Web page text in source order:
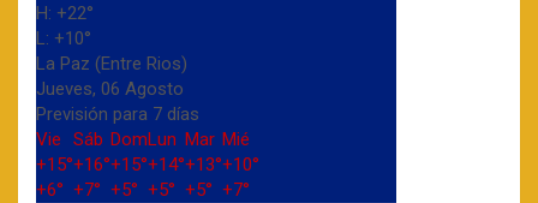
H: +22°
L: +10°
La Paz (Entre Rios)
Jueves, 06 Agosto
Previsión para 7 días
Vie
Sáb DomLun Mar Mié
+15°+16°+15°+14°+13°+10°
+6° +7° +5° +5° +5° +7°